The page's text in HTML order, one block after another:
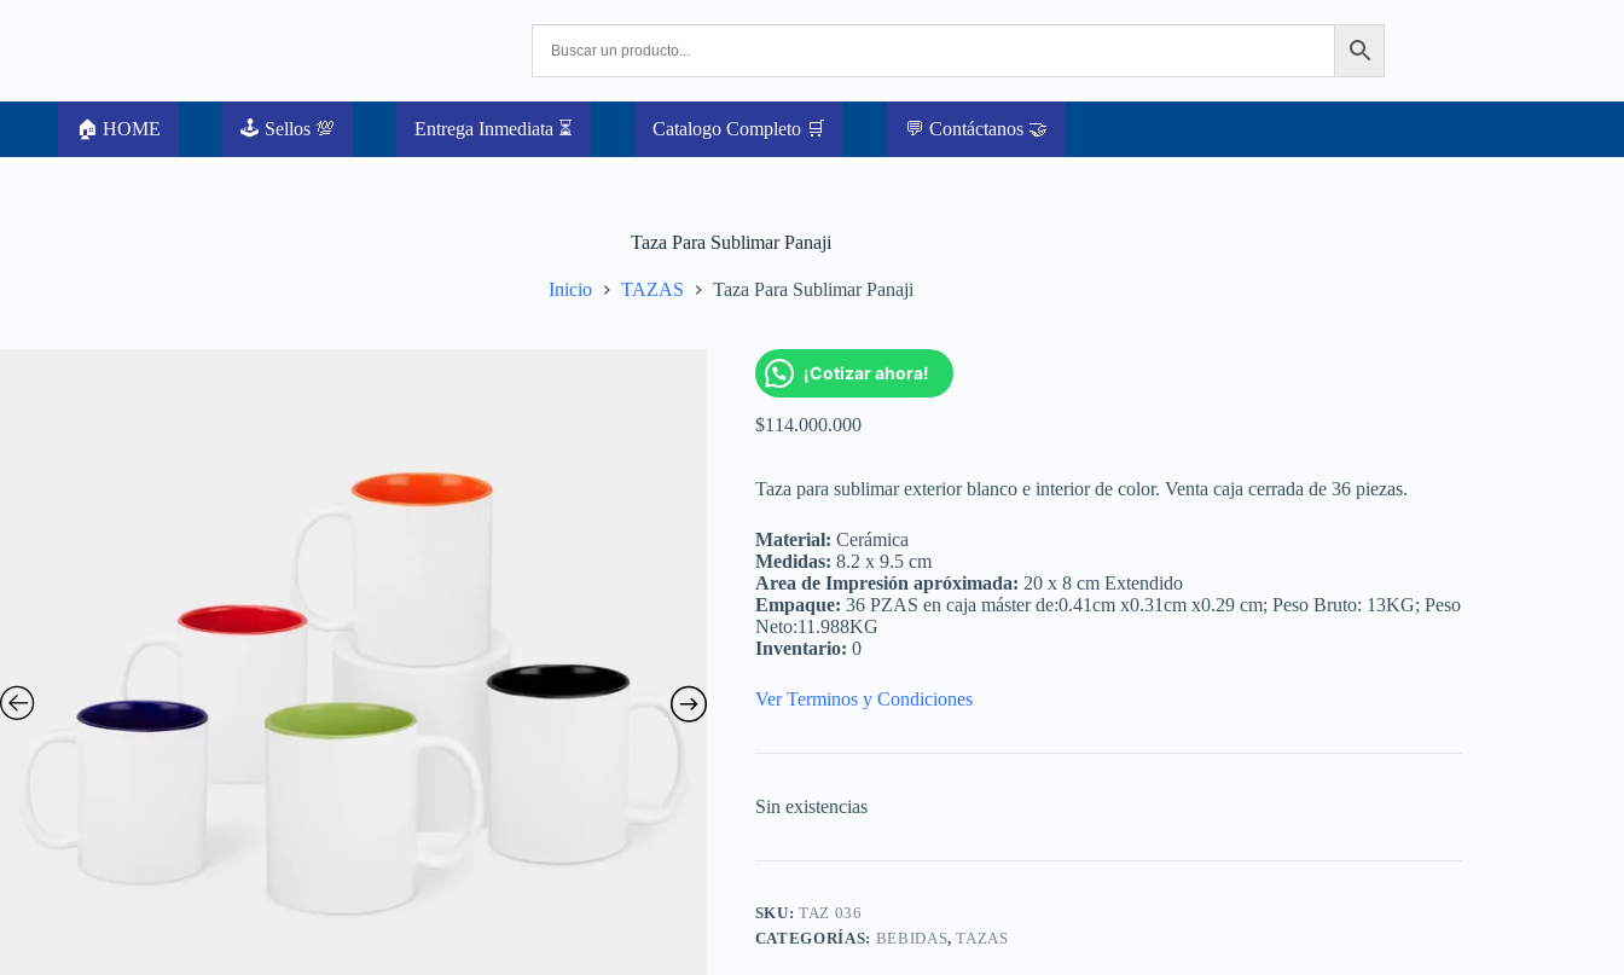
🏠 HOME 🕹️ Sellos 💯 Entrega Inmediata ⏳ Catalogo Completo 🛒 💬 Contáctanos 🤝
Taza Para Sublimar Panaji
Inicio TAZAS Taza Para Sublimar Panaji
¡Cotizar ahora!
$114.000.000
Taza para sublimar exterior blanco e interior de color. Venta caja cerrada de 36 piezas.
Material: Cerámica
Medidas: 8.2 x 9.5 cm
Area de Impresión apróximada: 20 x 8 cm Extendido
Empaque: 36 PZAS en caja máster de:0.41cm x0.31cm x0.29 cm; Peso Bruto: 13KG; Peso
Neto:11.988KG
Inventario: 0
Ver Terminos y Condiciones
Sin existencias
SKU:TAZ 036
CATEGORÍAS: BEBIDAS,TAZAS